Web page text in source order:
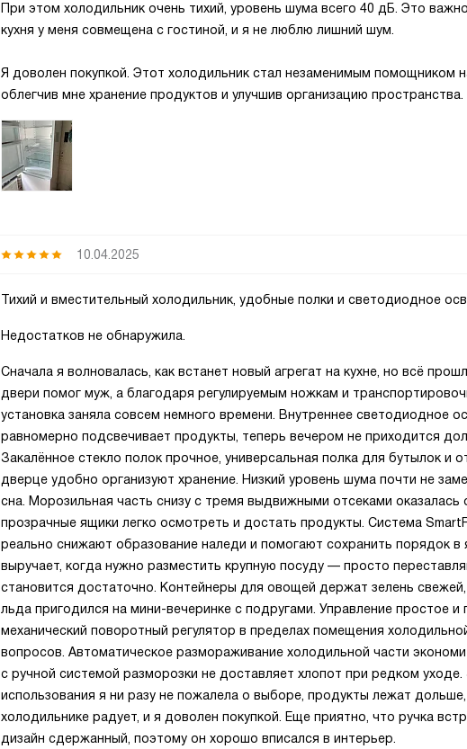
При этом холодильник очень тихий, уровень шума всего 40 дБ. Это
кухня у меня совмещена с гостиной, и я не люблю лишний шум.
Я доволен покупкой. Этот холодильник стал незаменимым помощником
облегчив мне хранение продуктов и улучшив организацию пространства.
10.04.2025
Тихий и вместительный холодильник, удобные полки и светодиодное
Недостатков не обнаружила.
Сначала я волновалась, как встанет новый агрегат на кухне, но всё
двери помог муж, а благодаря регулируемым ножкам и
установка заняла совсем немного времени. Внутреннее светодиодное
равномерно подсвечивает продукты, теперь вечером не приходится
Закалённое стекло полок прочное, универсальная полка для бутылок и
дверце удобно организуют хранение. Низкий уровень шума почти не
сна. Морозильная часть снизу с тремя выдвижными отсеками оказалась
прозрачные ящики легко осмотреть и достать продукты. Система
реально снижают образование наледи и помогают сохранить порядок в
выручает, когда нужно разместить крупную посуду — просто
становится достаточно. Контейнеры для овощей держат зелень
льда пригодился на мини-вечеринке с подругами. Управление простое
механический поворотный регулятор в пределах помещения
вопросов. Автоматическое размораживание холодильной части
с ручной системой разморозки не доставляет хлопот при редком
использования я ни разу не пожалела о выборе, продукты лежат
холодильнике радует, и я доволен покупкой. Еще приятно, что ручка
дизайн сдержанный, поэтому он хорошо вписался в интерьер.